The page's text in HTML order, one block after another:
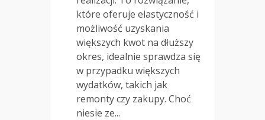
które oferuje elastyczność i
możliwość uzyskania
większych kwot na dłuższy
okres, idealnie sprawdza się
w przypadku większych
wydatków, takich jak
remonty czy zakupy. Choć
niesie ze...